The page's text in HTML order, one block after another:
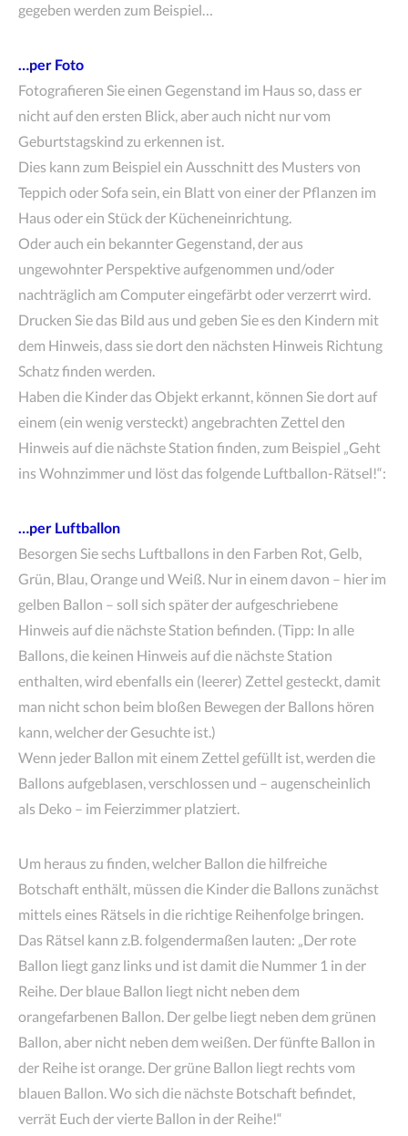
gegeben werden zum Beispiel…
…per Foto
Fotografieren Sie einen Gegenstand im Haus so, dass er
nicht auf den ersten Blick, aber auch nicht nur vom
Geburtstagskind zu erkennen ist.
Dies kann zum Beispiel ein Ausschnitt des Musters von
Teppich oder Sofa sein, ein Blatt von einer der Pflanzen im
Haus oder ein Stück der Kücheneinrichtung.
Oder auch ein bekannter Gegenstand, der aus
ungewohnter Perspektive aufgenommen und/oder
nachträglich am Computer eingefärbt oder verzerrt wird.
Drucken Sie das Bild aus und geben Sie es den Kindern mit
dem Hinweis, dass sie dort den nächsten Hinweis Richtung
Schatz finden werden.
Haben die Kinder das Objekt erkannt, können Sie dort auf
einem (ein wenig versteckt) angebrachten Zettel den
Hinweis auf die nächste Station finden, zum Beispiel „Geht
ins Wohnzimmer und löst das folgende Luftballon-Rätsel!“:
…per Luftballon
Besorgen Sie sechs Luftballons in den Farben Rot, Gelb,
Grün, Blau, Orange und Weiß. Nur in einem davon – hier im
gelben Ballon – soll sich später der aufgeschriebene
Hinweis auf die nächste Station befinden. (Tipp: In alle
Ballons, die keinen Hinweis auf die nächste Station
enthalten, wird ebenfalls ein (leerer) Zettel gesteckt, damit
man nicht schon beim bloßen Bewegen der Ballons hören
kann, welcher der Gesuchte ist.)
Wenn jeder Ballon mit einem Zettel gefüllt ist, werden die
Ballons aufgeblasen, verschlossen und – augenscheinlich
als Deko – im Feierzimmer platziert.
Um heraus zu finden, welcher Ballon die hilfreiche
Botschaft enthält, müssen die Kinder die Ballons zunächst
mittels eines Rätsels in die richtige Reihenfolge bringen.
Das Rätsel kann z.B. folgendermaßen lauten: „Der rote
Ballon liegt ganz links und ist damit die Nummer 1 in der
Reihe. Der blaue Ballon liegt nicht neben dem
orangefarbenen Ballon. Der gelbe liegt neben dem grünen
Ballon, aber nicht neben dem weißen. Der fünfte Ballon in
der Reihe ist orange. Der grüne Ballon liegt rechts vom
blauen Ballon. Wo sich die nächste Botschaft befindet,
verrät Euch der vierte Ballon in der Reihe!“